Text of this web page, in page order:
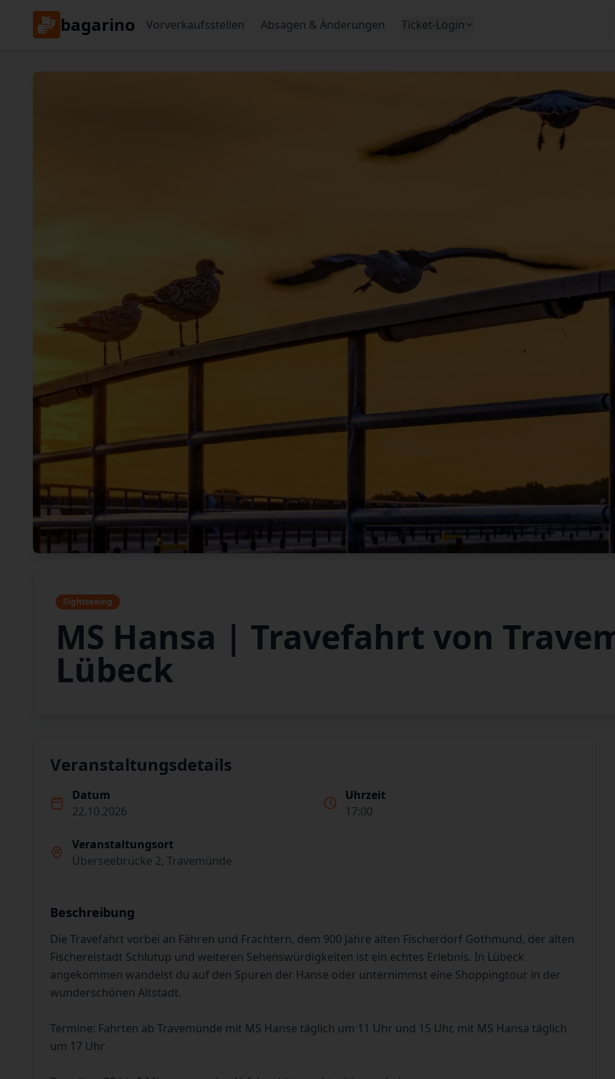
bagarino Vorverkaufsstellen Absagen & Änderungen Ticket-Login
Sightseeing
MS Hansa | Travefahrt von
Lübeck
Veranstaltungsdetails
Datum
22.10.2026
Uhrzeit
17:00
Veranstaltungsort
Überseebrücke 2, Travemünde
Beschreibung
Die Travefahrt vorbei an Fähren und Frachtern, dem 900 Jahre alten Fischerdorf Gothmund, der alten
Fischereistadt Schlutup und weiteren Sehenswürdigkeiten ist ein echtes Erlebnis. In Lübeck
angekommen wandelst du auf den Spuren der Hanse oder unternimmst eine Shoppingtour in der
wunderschönen Altstadt.
Termine: Fahrten ab Travemünde mit MS Hanse täglich um 11 Uhr und 15 Uhr, mit MS Hansa täglich
um 17 Uhr